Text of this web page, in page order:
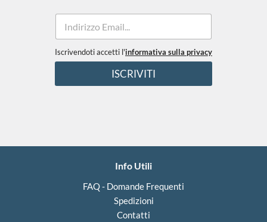
n
d
i
i
e
E
a
i
l
Iscrivendoti accetti l'informativa sulla privacy
ISCRIVITI
Info Utili
FAQ - Domande Frequenti
Spedizioni
Contatti